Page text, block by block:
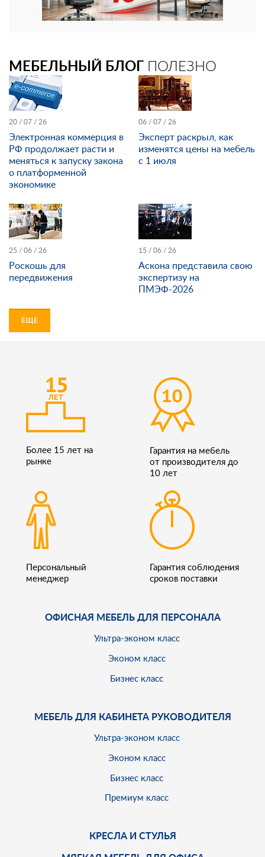
МЕБЕЛЬНЫЙ БЛОГ ПОЛЕЗНО
20 / 07 / 26
Электронная коммерция в
РФ продолжает расти и
меняться к запуску закона
о платформенной
экономике
06 / 07 / 26
Эксперт раскрыл, как
изменятся цены на мебель
с 1 июля
25 / 06 / 26
Роскошь для
передвижения
15 / 06 / 26
Аскона представила свою
экспертизу на
ПМЭФ-2026
ЕЩЕ
Более 15 лет на
рынке
Гарантия на мебель
от производителя до
10 лет
Персональный
менеджер
Гарантия соблюдения
сроков поставки
ОФИСНАЯ МЕБЕЛЬ ДЛЯ ПЕРСОНАЛА
Ультра-эконом класс
Эконом класс
Бизнес класс
МЕБЕЛЬ ДЛЯ КАБИНЕТА РУКОВОДИТЕЛЯ
Ультра-эконом класс
Эконом класс
Бизнес класс
Премиум класс
КРЕСЛА И СТУЛЬЯ